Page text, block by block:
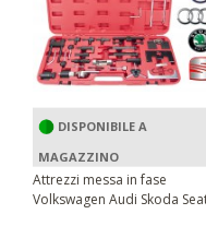
DISPONIBILE A
MAGAZZINO
Attrezzi messa in fase
Volkswagen Audi Skoda